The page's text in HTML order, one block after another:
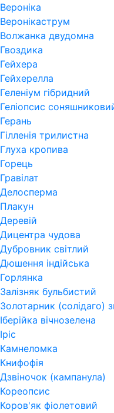
Вероніка
Веронікаструм
Волжанка двудомна
Гвоздика
Гейхера
Гейхерелла
Геленіум гібридний
Геліопсис
Герань
Гiлленiя трилистна
Глуха кропива
Горець
Гравілат
Делосперма
Плакун
Деревій
Дицентра чудова
Дубровник світлий
Дюшення індійська
Горлянка
Залізняк бульбистий
Золотарник (солідаго)
Іберійка вічнозелена
Іріс
Камнеломка
Книфофія
Дзвіночок (кампанула)
Кореопсис
Коров'як фіолетовий